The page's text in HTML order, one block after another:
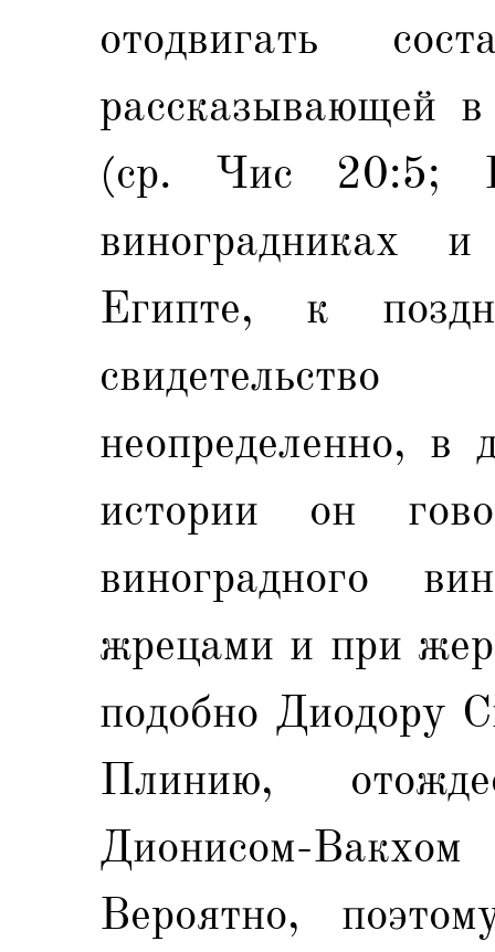
отодвигать
рассказывающей в
(ср. Чис 20:5;
виноградниках
Египте, к
неопределенно, в
истории он
виноградного
жрецами и при
подобно Диодору
Плинию,
Дионисом-
Вероятно,